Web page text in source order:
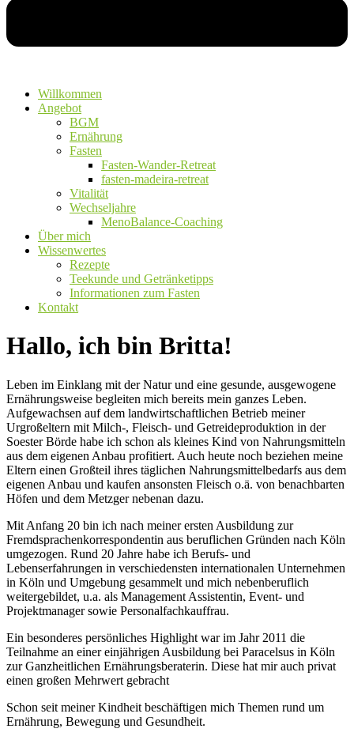
Willkommen
Angebot
BGM
Ernährung
Fasten
Fasten-Wander-Retreat
fasten-madeira-retreat
Vitalität
Wechseljahre
MenoBalance-Coaching
Über mich
Wissenwertes
Rezepte
Teekunde und Getränketipps
Informationen zum Fasten
Kontakt
Hallo, ich bin Britta!
Leben im Einklang mit der Natur und eine gesunde, ausgewogene
Ernährungsweise begleiten mich bereits mein ganzes Leben.
Aufgewachsen auf dem landwirtschaftlichen Betrieb meiner
Urgroßeltern mit Milch-, Fleisch- und Getreideproduktion in der
Soester Börde habe ich schon als kleines Kind von Nahrungsmitteln
aus dem eigenen Anbau profitiert. Auch heute noch beziehen meine
Eltern einen Großteil ihres täglichen Nahrungsmittelbedarfs aus dem
eigenen Anbau und kaufen ansonsten Fleisch o.ä. von benachbarten
Höfen und dem Metzger nebenan dazu.
Mit Anfang 20 bin ich nach meiner ersten Ausbildung zur
Fremdsprachenkorrespondentin aus beruflichen Gründen nach Köln
umgezogen. Rund 20 Jahre habe ich Berufs- und
Lebenserfahrungen in verschiedensten internationalen Unternehmen
in Köln und Umgebung gesammelt und mich nebenberuflich
weitergebildet, u.a. als Management Assistentin, Event- und
Projektmanager sowie Personalfachkauffrau.
Ein besonderes persönliches Highlight war im Jahr 2011 die
Teilnahme an einer einjährigen Ausbildung bei Paracelsus in Köln
zur Ganzheitlichen Ernährungsberaterin. Diese hat mir auch privat
einen großen Mehrwert gebracht
Schon seit meiner Kindheit beschäftigen mich Themen rund um
Ernährung, Bewegung und Gesundheit.